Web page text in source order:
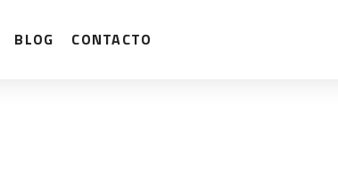
BLOG CONTACTO